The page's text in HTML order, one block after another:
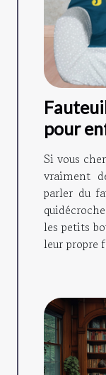
pour
cadeau
Si vous
vraiment
parler du
les petits
leur propre